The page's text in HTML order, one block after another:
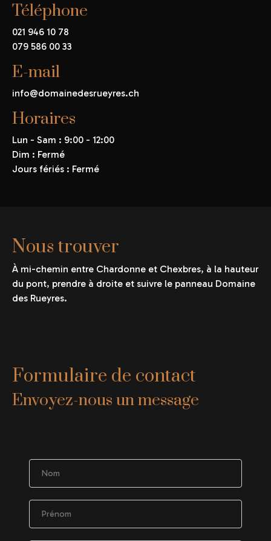
Téléphone
021 946 10 78
079 586 00 33
E-mail
info@domainedesrueyres.ch
Horaires
Lun - Sam : 9:00 - 12:00
Dim : Fermé
Jours fériés : Fermé
Nous trouver
À mi-chemin entre Chardonne et Chexbres, à la hauteur
du pont, prendre à droite et suivre le panneau Domaine
des Rueyres.
Formulaire de contact
Envoyez-nous un message